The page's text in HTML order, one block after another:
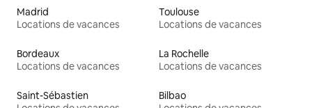
Madrid
Locations de vacances
Toulouse
Locations de vacances
Bordeaux
Locations de vacances
La Rochelle
Locations de vacances
Saint-Sébastien
Bilbao